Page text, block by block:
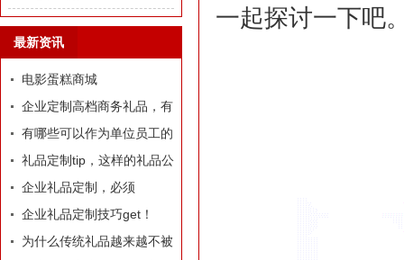
最新资讯
电影蛋糕商城
企业定制高档商务礼品，有
哪些推荐？
有哪些可以作为单位员工的
定制礼品？
礼品定制tip，这样的礼品公
司我才爱！
企业礼品定制，必须
有“里”、有“面”
企业礼品定制技巧get！
为什么传统礼品越来越不被
一起探讨一下吧